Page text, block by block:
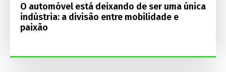
O automóvel está deixando de ser uma única
indústria: a divisão entre mobilidade e
paixão